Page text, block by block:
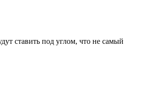
ставить под углом, что не самый